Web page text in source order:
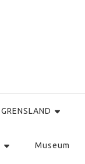
GRENSLAND
Museum